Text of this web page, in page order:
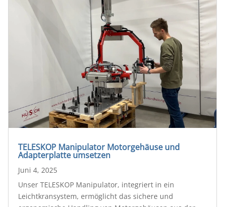
TELESKOP Manipulator Motorgehäuse und
Adapterplatte umsetzen
Juni 4, 2025
Unser TELESKOP Manipulator, integriert in ein
Leichtkransystem, ermöglicht das sichere und